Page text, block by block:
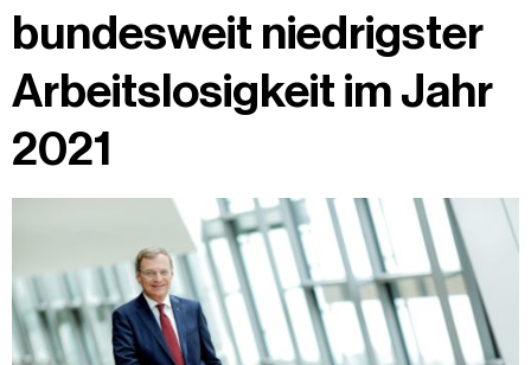
bundesweit niedrigster
Arbeitslosigkeit im Jahr
2021